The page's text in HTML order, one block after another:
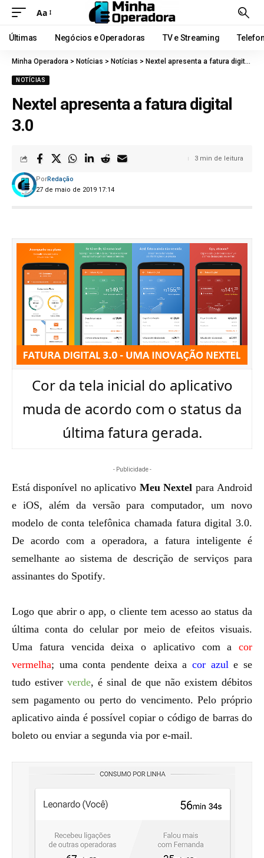
Aa
Últimas Negócios e Operadoras TV e Streaming
Minha Operadora > Notícias > Notícias > Nextel apresenta a fatura digital 3.0
NOTÍCIAS
Nextel apresenta a fatura digital
3.0
27 de maio de 2019 17:14
PorRedação
3 min de leitura
Cor da tela inicial do aplicativo
muda de acordo com o status da
última fatura gerada.
- Publicidade -
Está disponível no aplicativo Meu Nextel paraAndroid
e iOS, além da versão para computador, um novo
modelo de conta telefônica chamada fatura digital 3.0.
De acordo com a operadora, a fatura inteligente é
semelhante ao sistema de descrição de serviços para
assinantes do Spotify.
Logo que abrir o app, o cliente tem acesso ao status da
última conta do celular por meio de efeitos visuais.
Uma fatura vencida deixa o aplicativo com a cor
vermelha; uma conta pendente deixa a cor azule se
tudo estiververde, é sinal de que não existem débitos
sem pagamento ou perto do vencimento. Pelo próprio
aplicativo ainda é possível copiar o código de barras do
boleto ou enviar a segunda via por e-mail.